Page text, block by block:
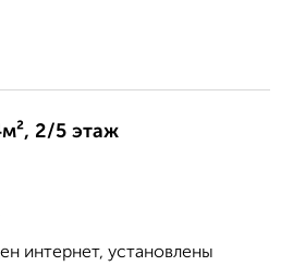
2/5 этаж
интернет, установлены